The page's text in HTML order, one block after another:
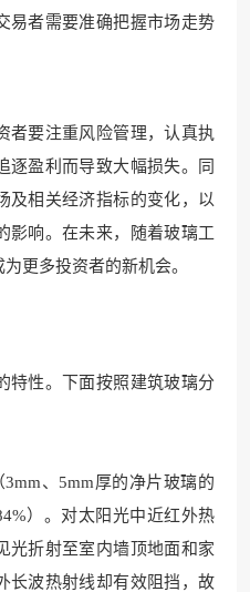
易者需要准确把握市场走势
者要注重风险管理，认真执
逐盈利而导致大幅损失。同
及相关经济指标的变化，以
影响。在未来，随着玻璃工
更多投资者的新机会。
特性。下面按照建筑玻璃分
、5mm厚的净片玻璃的
）。对太阳光中近红外热
光折射至室内墙顶地面和家
长波热射线却有效阻挡，故